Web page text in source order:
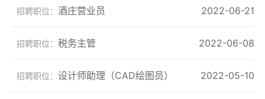
招聘职位： 酒庄营业员 2022-06-21
招聘职位： 税务主管 2022-06-08
招聘职位： 设计师助理（CAD绘图员） 2022-05-10